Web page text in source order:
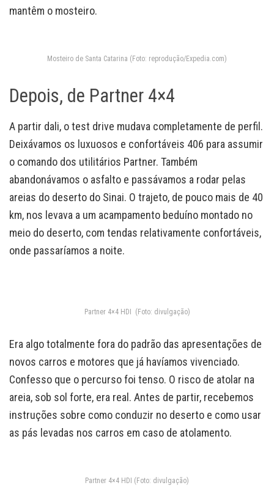
mantêm o mosteiro.
Mosteiro de Santa Catarina (Foto: reprodução/Expedia.com)
Depois, de Partner 4×4
A partir dali, o test drive mudava completamente de perfil.
Deixávamos os luxuosos e confortáveis 406 para assumir
o comando dos utilitários Partner. Também
abandonávamos o asfalto e passávamos a rodar pelas
areias do deserto do Sinai. O trajeto, de pouco mais de 40
km, nos levava a um acampamento beduíno montado no
meio do deserto, com tendas relativamente confortáveis,
onde passaríamos a noite.
Partner 4×4 HDI (Foto: divulgação)
Era algo totalmente fora do padrão das apresentações de
novos carros e motores que já havíamos vivenciado.
Confesso que o percurso foi tenso. O risco de atolar na
areia, sob sol forte, era real. Antes de partir, recebemos
instruções sobre como conduzir no deserto e como usar
as pás levadas nos carros em caso de atolamento.
Partner 4×4 HDI (Foto: divulgação)